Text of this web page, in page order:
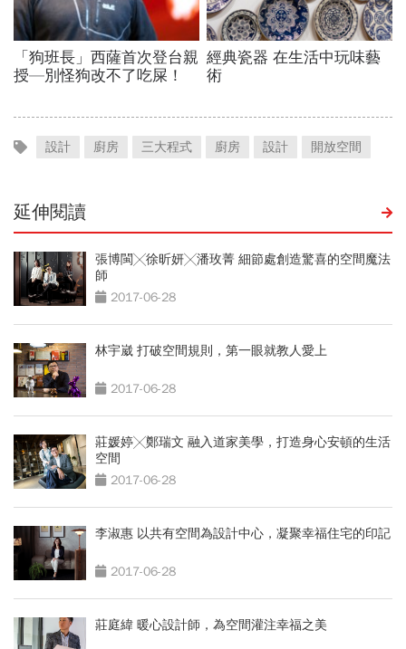
設計 廚房 三大程式 廚房 設計 開放空間
延伸閱讀
張博閩╳徐昕妍╳潘玫菁 細節處創造驚喜的空間魔法
師
2017-06-28
林宇崴 打破空間規則，第一眼就教人愛上
2017-06-28
莊媛婷╳鄭瑞文 融入道家美學，打造身心安頓的生活
空間
2017-06-28
李淑惠 以共有空間為設計中心，凝聚幸福住宅的印記
2017-06-28
莊庭緯 暖心設計師，為空間灌注幸福之美